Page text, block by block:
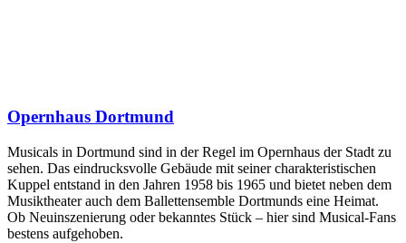
Opernhaus Dortmund
Musicals in Dortmund sind in der Regel im Opernhaus der Stadt zu
sehen. Das eindrucksvolle Gebäude mit seiner charakteristischen
Kuppel entstand in den Jahren 1958 bis 1965 und bietet neben dem
Musiktheater auch dem Ballettensemble Dortmunds eine Heimat.
Ob Neuinszenierung oder bekanntes Stück – hier sind Musical-Fans
bestens aufgehoben.